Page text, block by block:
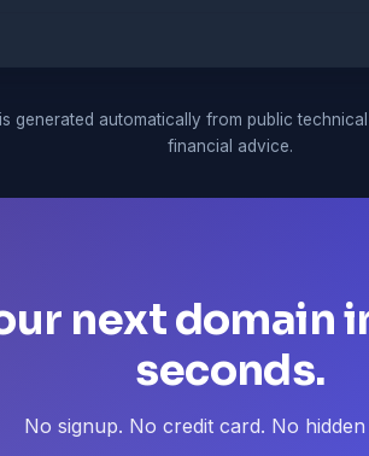
generated automatically from public
financial advice.
next domain
seconds.
No signup. No credit card. No hidden